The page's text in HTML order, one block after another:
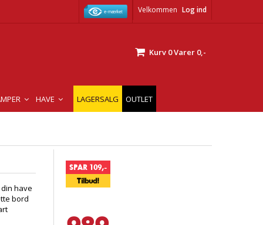
Velkommen Log ind
Kurv 0Varer 0,-
HAVE LAGERSALG OUTLET
have
bord
SPAR 109,-
Tilbud!